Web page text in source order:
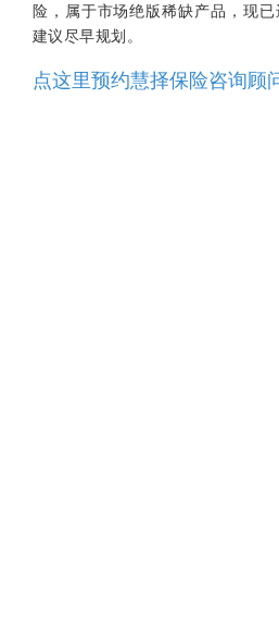
险，属于市场绝版稀缺产品，现
建议尽早规划。
点这里预约慧择保险咨询顾